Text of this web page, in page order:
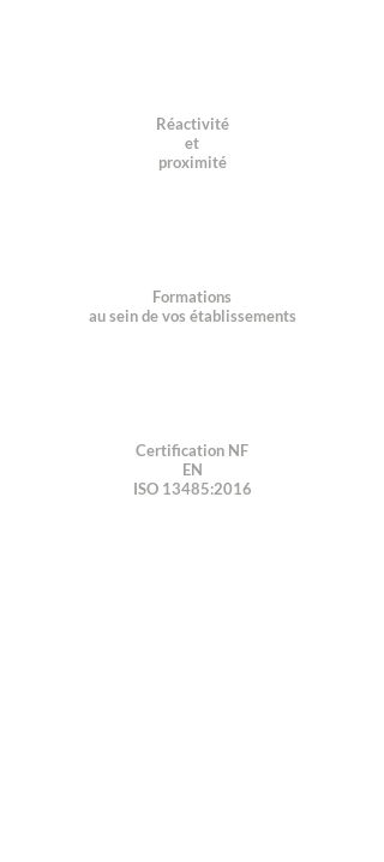
Réactivité
et
proximité
Formations
au sein de vos établissements
Certification NF
EN
ISO 13485:2016